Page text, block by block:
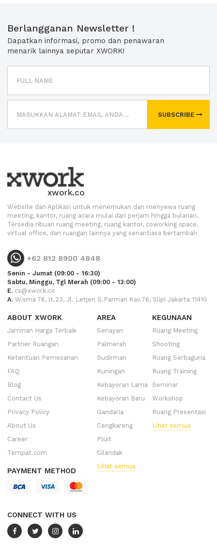
Berlangganan Newsletter !
Dapatkan informasi, promo dan penawaran
menarik lainnya seputar XWORK!
SUBSCRIBE
xwork.co
Website dan Aplikasi untuk menemukan dan menyewa ruang
meeting, kantor, ruang acara mulai dari perjam hingga bulanan.
Tersedia ribuan ruang meeting, ruang kantor, coworking space,
virtual office, dan ruangan lainnya yang senantiasa bertambah
+62 812 8900 4848
Senin - Jumat (09:00 - 16:30)
Sabtu, Minggu, Tgl Merah (09:00 - 13:00)
E. cs@xwork.co
A. Wisma 76, lt.23, Jl. Letjen S.Parman Kav.76, Slipi Jakarta 11410
ABOUT XWORK
Jaminan Harga Terbaik
Partner Ruangan
Ketentuan Pemesanan
FAQ
Blog
Contact Us
Privacy Policy
About Us
Career
Tempat.com
PAYMENT METHOD
CONNECT WITH US
AREA
Senayan
Palmerah
Sudirman
Kuningan
Kebayoran Lama
Kebayoran Baru
Gandaria
Cengkareng
Pluit
Cilandak
Lihat semua
KEGUNAAN
Ruang Meeting
Shooting
Ruang Serbaguna
Ruang Training
Seminar
Workshop
Ruang Presentasi
Lihat semua